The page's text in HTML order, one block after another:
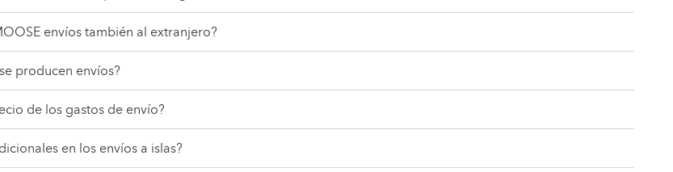
envíos también al extranjero?
producen envíos?
de los gastos de envío?
en los envíos a islas?